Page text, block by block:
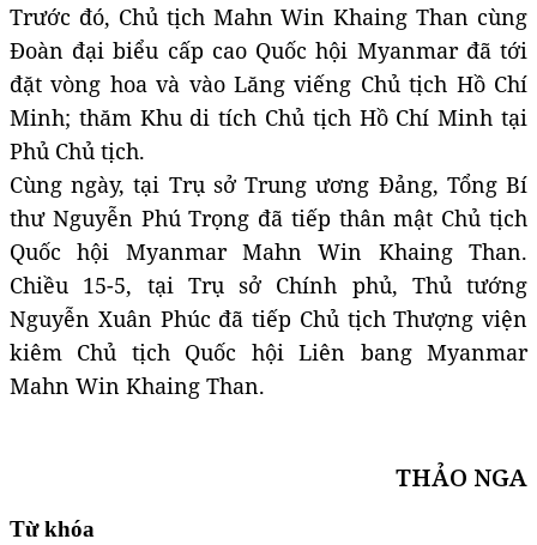
Trước đó, Chủ tịch Mahn Win Khaing Than cùng
Đoàn đại biểu cấp cao Quốc hội Myanmar đã tới
đặt vòng hoa và vào Lăng viếng Chủ tịch Hồ Chí
Minh; thăm Khu di tích Chủ tịch Hồ Chí Minh tại
Phủ Chủ tịch.
Cùng ngày, tại Trụ sở Trung ương Đảng, Tổng Bí
thư Nguyễn Phú Trọng đã tiếp thân mật Chủ tịch
Quốc hội Myanmar Mahn Win Khaing Than.
Chiều 15-5, tại Trụ sở Chính phủ, Thủ tướng
Nguyễn Xuân Phúc đã tiếp Chủ tịch Thượng viện
kiêm Chủ tịch Quốc hội Liên bang Myanmar
Mahn Win Khaing Than.
THẢO NGA
Từ khóa